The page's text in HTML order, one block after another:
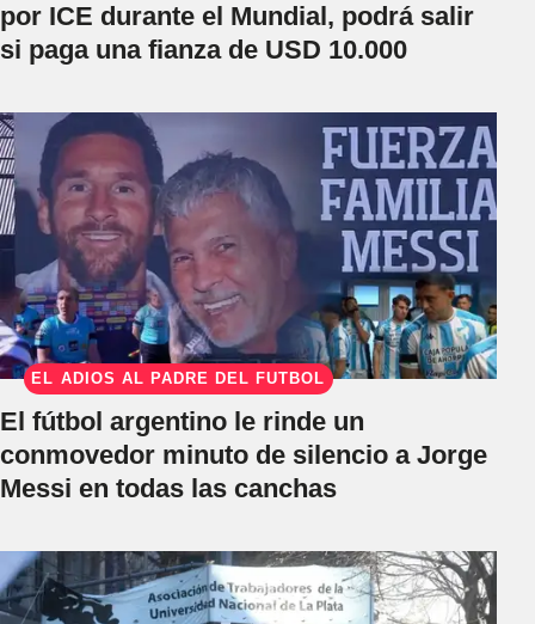
por ICE durante el Mundial, podrá salir
si paga una fianza de USD 10.000
EL ADIÓS AL PADRE DEL FÚTBOL
El fútbol argentino le rinde un
conmovedor minuto de silencio a Jorge
Messi en todas las canchas